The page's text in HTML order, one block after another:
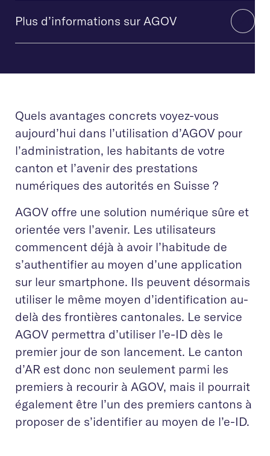
Plus d’informations sur AGOV
Quels avantages concrets voyez-vous
aujourd’hui dans l’utilisation d’AGOV pour
l’administration, les habitants de votre
canton et l’avenir des prestations
numériques des autorités en Suisse ?
AGOV offre une solution numérique sûre et
orientée vers l’avenir. Les utilisateurs
commencent déjà à avoir l’habitude de
s’authentifier au moyen d’une application
sur leur smartphone. Ils peuvent désormais
utiliser le même moyen d’identification au-
delà des frontières cantonales. Le service
AGOV permettra d’utiliser l’e-ID dès le
premier jour de son lancement. Le canton
d’AR est donc non seulement parmi les
premiers à recourir à AGOV, mais il pourrait
également être l’un des premiers cantons à
proposer de s’identifier au moyen de l’e-ID.